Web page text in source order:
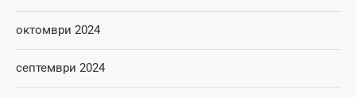
октомври 2024
септември 2024